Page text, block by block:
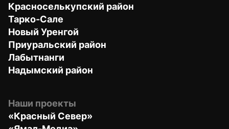
Красноселькупский район
Тарко-Сале
Новый Уренгой
Приуральский район
Лабытнанги
Надымский район
Наши проекты
«Красный Север»